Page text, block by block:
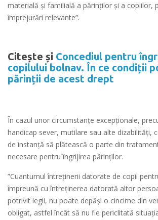
materială și familială a părinților și a copiilor,
împrejurări relevante”.
Citește și Concediul pentru
copilului bolnav. În ce condiții
părinții de acest drept
În cazul unor circumstanțe excepționale,
handicap sever, mutilare sau alte dizabilități,
de instanță să plătească o parte din
necesare pentru îngrijirea părinților.
”Cuantumul întreținerii datorate de copii
împreună cu întreținerea datorată altor
potrivit legii, nu poate depăși o cincime din
obligat, astfel încât să nu fie periclitată